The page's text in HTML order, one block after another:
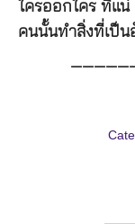
ใครออกใคร ที่แน่
คนนั้นทำสิ่งที่เป็น